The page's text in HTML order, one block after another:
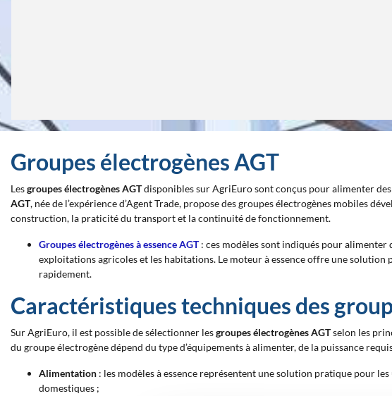
Groupes électrogènes AGT
Lesgroupes électrogènes AGTdisponibles sur AgriEuro sont conçus pour alimenter des
AGT, née de l’expérience d’Agent Trade, propose des groupes électrogènes mobiles
construction, la praticité du transport et la continuité de fonctionnement.
Groupes électrogènes à essence AGT: ces modèles sont indiqués pour alimenter
exploitations agricoles et les habitations. Le moteur à essence offre une
rapidement.
Caractéristiques techniques des
Sur AgriEuro, il est possible de sélectionner lesgroupes électrogènes AGTselon les
du groupe électrogène dépend du type d’équipements à alimenter, de la puissance
Alimentation : les modèles à essence représentent une solution pratique pour
domestiques ;